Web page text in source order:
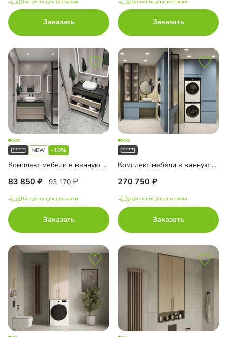
Заказать Заказать
-10%
Комплект мебели в ванную комнату Колланда-1
83 850 93 170
Доступно для доставки
Заказать
Комплект мебели в ванную комнату Пьоджа-2
270 750
Доступно для доставки
Заказать